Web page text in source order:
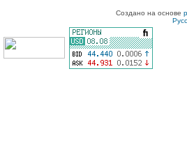
Создано на основе